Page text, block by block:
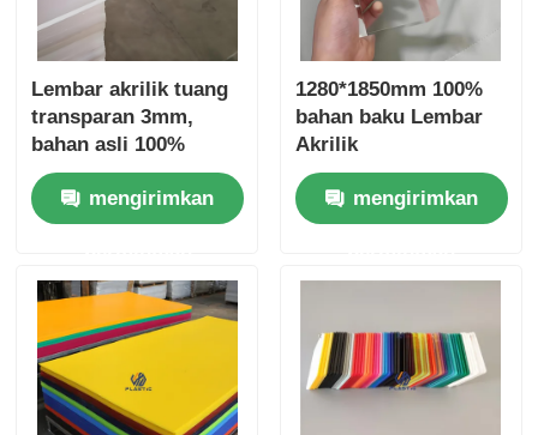
Lembar akrilik tuang
transparan 3mm,
bahan asli 100%
bahan periklanan
mengirimkan
1280*1850mm 100%
bahan baku Lembar
Akrilik
Tembaga/Lembar
Kaca Organik
1250*2450mm
mengirimkan